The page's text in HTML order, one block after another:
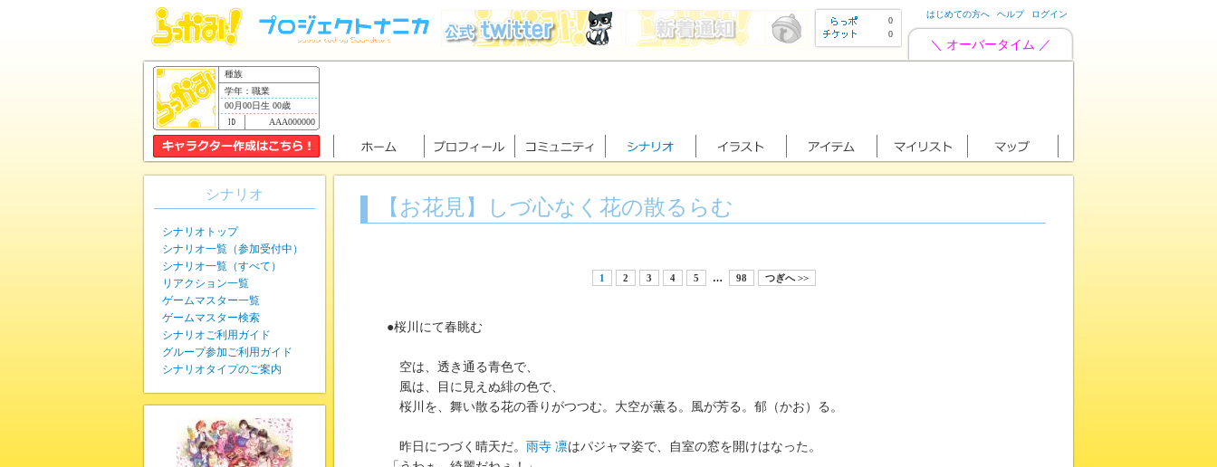
0
0
はじめての方へ ヘルプ ログイン
＼ オーバータイム ／
種族
学年：職業
00月00日生 00歳
AAA000000
【お花見】しづ心なく花の散るらむ
1 2 3 4 5 … 98 つぎへ >>
●桜川にて春眺む
空は、透き通る青色で、
風は、目に見えぬ緋の色で、
桜川を、舞い散る花の香りがつつむ。大空が薫る。風が芳る。郁（かお）る。
昨日につづく晴天だ。 雨寺 凛はパジャマ姿で、自室の窓を開けはなった。
シナリオ
シナリオトップ
シナリオ一覧（参加受付中）
シナリオ一覧（すべて）
リアクション一覧
ゲームマスター一覧
ゲームマスター検索
シナリオご利用ガイド
グループ参加ご利用ガイド
シナリオタイプのご案内